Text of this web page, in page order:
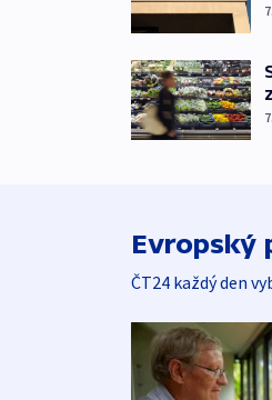
Evropský
ČT24 každý den